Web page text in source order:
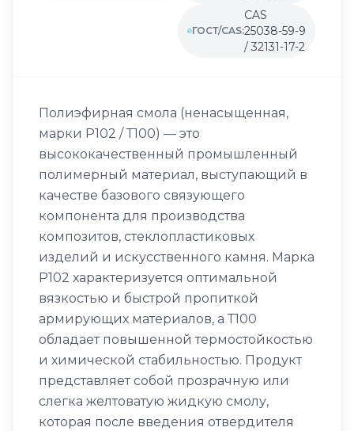
ГОСТ/CAS:
CAS
25038-59-9
/ 32131-17-2
Полиэфирная смола (ненасыщенная,
марки Р102 / Т100) — это
высококачественный промышленный
полимерный материал, выступающий в
качестве базового связующего
компонента для производства
композитов, стеклопластиковых
изделий и искусственного камня. Марка
Р102 характеризуется оптимальной
вязкостью и быстрой пропиткой
армирующих материалов, а Т100
обладает повышенной термостойкостью
и химической стабильностью. Продукт
представляет собой прозрачную или
слегка желтоватую жидкую смолу,
которая после введения отвердителя